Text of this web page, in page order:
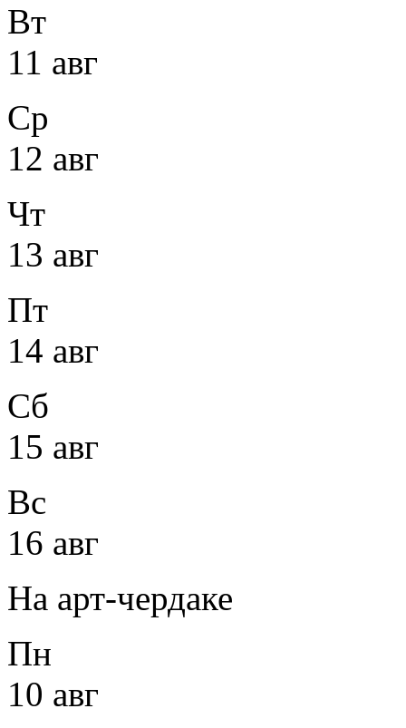
Вт
11 авг
Ср
12 авг
Чт
13 авг
Пт
14 авг
Сб
15 авг
Вс
16 авг
На арт-чердаке
Пн
10 авг